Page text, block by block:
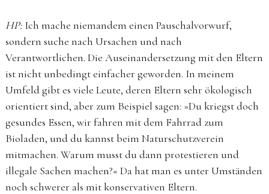
HP:Ich mache niemandem einen Pauschalvorwurf,
sondern suche nach Ursachen und nach
Verantwortlichen. Die Auseinandersetzung mit den Eltern
ist nicht unbedingt einfacher geworden. In meinem
Umfeld gibt es viele Leute, deren Eltern sehr ökologisch
orientiert sind, aber zum Beispiel sagen: »Du kriegst doch
gesundes Essen, wir fahren mit dem Fahrrad zum
Bioladen, und du kannst beim Naturschutzverein
mitmachen. Warum musst du dann protestieren und
illegale Sachen machen?« Da hat man es unter Umständen
noch schwerer als mit konservativen Eltern.